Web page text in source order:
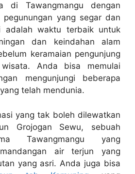
di Tawangmangu dengan
pegunungan yang segar dan
adalah waktu terbaik untuk
dan keindahan alam
keramaian pengunjung
Anda bisa memulai
mengunjungi beberapa
telah mendunia.
yang tak boleh dilewatkan
Grojogan Sewu, sebuah
Tawangmangu yang
air terjun yang
yang asri. Anda juga bisa